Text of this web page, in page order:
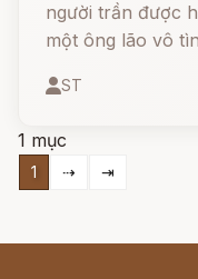
người trần được
một ông lão vô
nhiên, chỉ một
mất mát không
ST
1 mục
1 ⇢ ⇥